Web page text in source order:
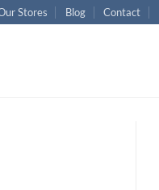
Stores Blog Contact